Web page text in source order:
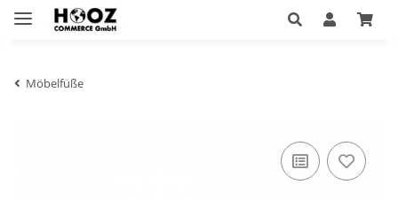
Möbelfüße